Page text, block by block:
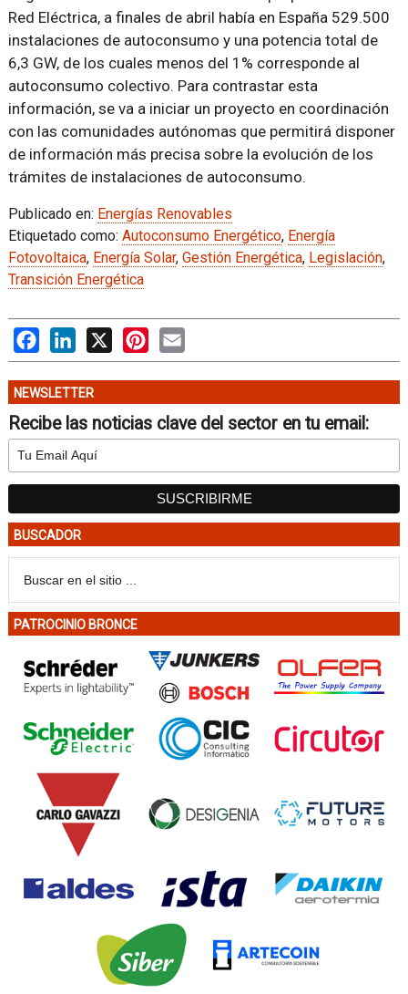
Red Eléctrica, a finales de abril había en España 529.500
instalaciones de autoconsumo y una potencia total de
6,3 GW, de los cuales menos del 1% corresponde al
autoconsumo colectivo. Para contrastar esta
información, se va a iniciar un proyecto en coordinación
con las comunidades autónomas que permitirá disponer
de información más precisa sobre la evolución de los
trámites de instalaciones de autoconsumo.
Publicado en: Energías Renovables
Etiquetado como: Autoconsumo Energético, Energía
Fotovoltaica, Energía Solar, Gestión Energética, Legislación,
Transición Energética
FacebookLinkedIn
X PinterestEmail
NEWSLETTER
Recibe las noticias clave del sector en tu email:
BUSCADOR
PATROCINIO BRONCE